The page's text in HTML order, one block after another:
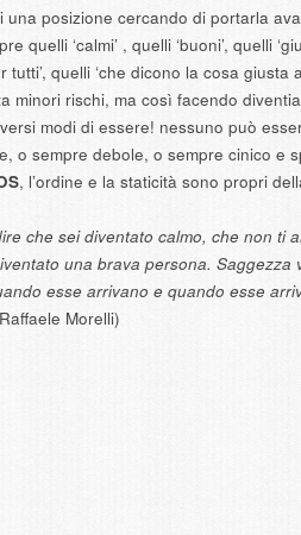
una posizione cercando di portarla
quelli ‘calmi’ , quelli ‘buoni’, quelli
quelli ‘che dicono la cosa giusta
minori rischi, ma così facendo
modi di essere! nessuno può
o sempre debole, o sempre cinico e
, l’ordine e la staticità sono propri
che sei diventato calmo, che non ti
una brava persona. Saggezza
esse arrivano e quando esse
Morelli)